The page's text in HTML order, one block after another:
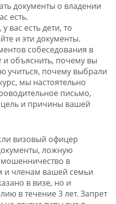
документы о владении
есть.
вас есть дети, то
и эти документы.
собеседования в
и объяснить, почему вы
учиться, почему выбрали
мы настоятельно
письмо,
и причины вашей
визовый офицер
ложную
в
и членам вашей семьи
в визе, но и
в течение 3 лет. Запрет